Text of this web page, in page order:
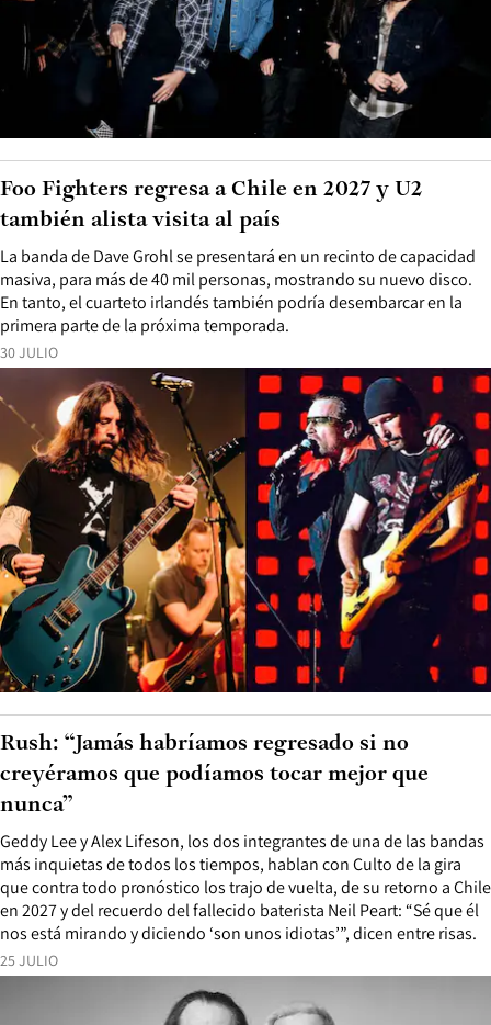
30 JULIO
La banda de Dave Grohl se presentará en un recinto de capacidad
masiva, para más de 40 mil personas, mostrando su nuevo disco.
En tanto, el cuarteto irlandés también podría desembarcar en la
primera parte de la próxima temporada.
Foo Fighters regresa a Chile en 2027 y U2
también alista visita al país
25 JULIO
Geddy Lee y Alex Lifeson, los dos integrantes de una de las bandas
más inquietas de todos los tiempos, hablan con Culto de la gira
que contra todo pronóstico los trajo de vuelta, de su retorno a Chile
en 2027 y del recuerdo del fallecido baterista Neil Peart: “Sé que él
nos está mirando y diciendo ‘son unos idiotas’”, dicen entre risas.
Rush: “Jamás habríamos regresado si no
creyéramos que podíamos tocar mejor que
nunca”